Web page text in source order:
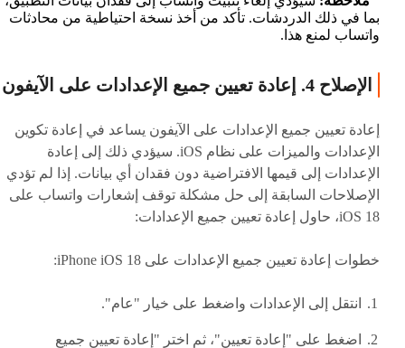
بما في ذلك الدردشات. تأكد من أخذ نسخة احتياطية من محادثات
واتساب لمنع هذا.
الإصلاح 4. إعادة تعيين جميع الإعدادات على الآيفون
إعادة تعيين جميع الإعدادات على الآيفون يساعد في إعادة تكوين
الإعدادات والميزات على نظام iOS. سيؤدي ذلك إلى إعادة
الإعدادات إلى قيمها الافتراضية دون فقدان أي بيانات. إذا لم تؤدي
الإصلاحات السابقة إلى حل مشكلة توقف إشعارات واتساب على
iOS 18، حاول إعادة تعيين جميع الإعدادات:
خطوات إعادة تعيين جميع الإعدادات على iPhone iOS 18:
انتقل إلى الإعدادات واضغط على خيار "عام".
اضغط على "إعادة تعيين"، ثم اختر "إعادة تعيين جميع